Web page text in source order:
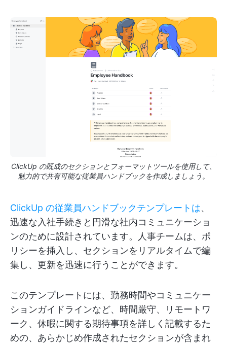
ClickUp の既成のセクションとフォーマットツールを使用して、
魅力的で共有可能な従業員ハンドブックを作成しましょう。
ClickUp の従業員ハンドブックテンプレートは、
迅速な入社手続きと円滑な社内コミュニケーショ
ンのために設計されています。人事チームは、ポ
リシーを挿入し、セクションをリアルタイムで編
集し、更新を迅速に行うことができます。
このテンプレートには、勤務時間やコミュニケー
ションガイドラインなど、時間厳守、リモートワ
ーク、休暇に関する期待事項を詳しく記載するた
めの、あらかじめ作成されたセクションが含まれ